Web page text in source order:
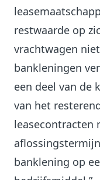
restwaarde op
vrachtwagen
bankleningen
een deel van de
van het
leasecontracten
banklening op